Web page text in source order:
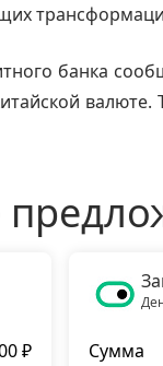
банка
₽
Сумма